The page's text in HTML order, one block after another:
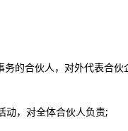
务的合伙人，对外代表合
动，对全体合伙人负责;